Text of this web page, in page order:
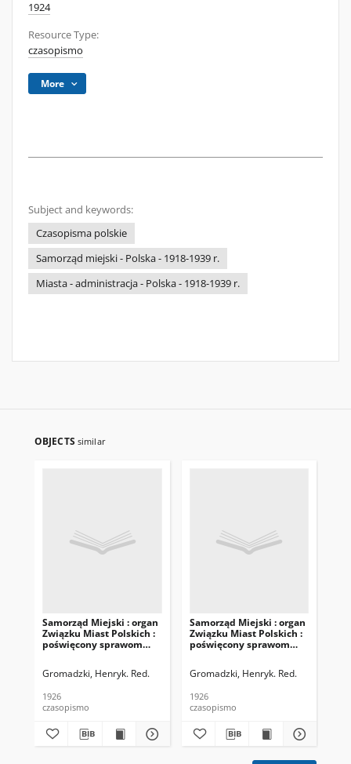
1924
Resource Type:
czasopismo
More
Subject and keywords:
Czasopisma polskie
Samorząd miejski - Polska - 1918-1939 r.
Miasta - administracja - Polska - 1918-1939 r.
OBJECTS similar
Samorząd Miejski : organ
Związku Miast Polskich :
poświęcony sprawom
dod. Skorowidz ustaw i
Gromadzki, Henryk. Red.
1926
czasopismo
Samorząd Miejski : organ
Związku Miast Polskich :
poświęcony sprawom
dod. Bibjografja
Gromadzki, Henryk. Red.
1926
czasopismo